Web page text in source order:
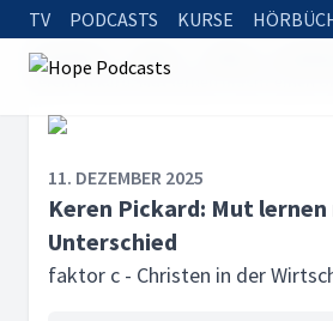
TV PODCASTS KURSE
Startseite
faktor c -
Keren Pickard: Mut lernen macht einen
11. DEZEMBER 2025
Keren Pickard: Mut
Unterschied
faktor c - Christen in der